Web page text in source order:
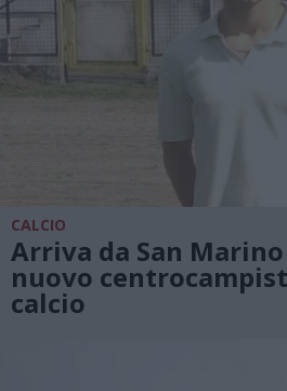
CALCIO
Arriva da San
nuovo
calcio